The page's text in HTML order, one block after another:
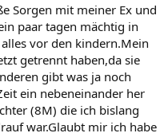
Sorgen mit meiner Ex und
paar tagen mächtig in
vor den kindern.Mein
getrennt haben,da sie
gibt was ja noch
ein nebeneinander her
(8M) die ich bislang
war.Glaubt mir ich habe